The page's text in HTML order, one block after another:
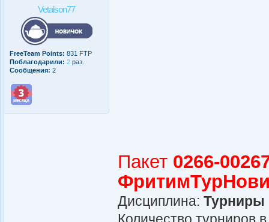
Vetalson77
FreeTeam Points: 831 FTP
Поблагодарили: 2 раз.
Сообщения: 2
Пакет 0266-
Дисциплина: Турниры
Количество турниров